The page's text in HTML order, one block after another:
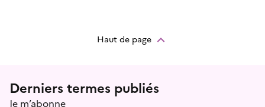
Haut de page
Menu prefooter
Derniers termes publiés
Je m’abonne